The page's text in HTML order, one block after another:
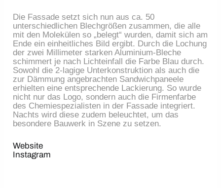
Die Fassade setzt sich nun aus ca. 50
unterschiedlichen Blechgrößen zusammen, die alle
mit den Molekülen so „belegt“ wurden, damit sich am
Ende ein einheitliches Bild ergibt. Durch die Lochung
der zwei Millimeter starken Aluminium-Bleche
schimmert je nach Lichteinfall die Farbe Blau durch.
Sowohl die 2-lagige Unterkonstruktion als auch die
zur Dämmung angebrachten Sandwichpaneele
erhielten eine entsprechende Lackierung. So wurde
nicht nur das Logo, sondern auch die Firmenfarbe
des Chemiespezialisten in der Fassade integriert.
Nachts wird diese zudem beleuchtet, um das
besondere Bauwerk in Szene zu setzen.
Website
Instagram